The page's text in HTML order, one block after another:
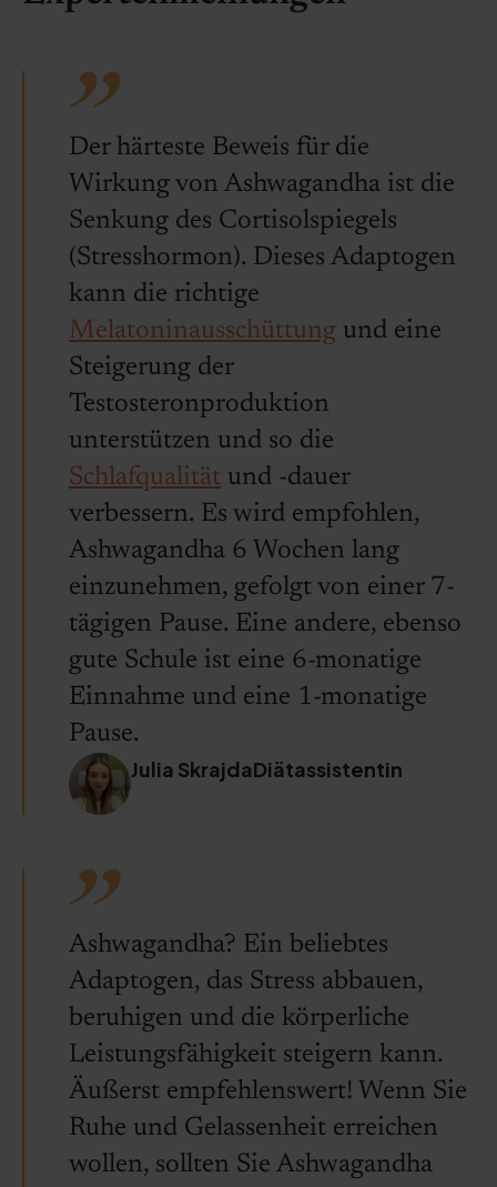
Der härteste Beweis für die
Wirkung von Ashwagandha ist die
Senkung des Cortisolspiegels
(Stresshormon). Dieses Adaptogen
kann die richtige
Melatoninausschüttung und eine
Steigerung der
Testosteronproduktion
unterstützen und so die
Schlafqualität und -dauer
verbessern. Es wird empfohlen,
Ashwagandha 6 Wochen lang
einzunehmen, gefolgt von einer 7-
tägigen Pause. Eine andere, ebenso
gute Schule ist eine 6-monatige
Einnahme und eine 1-monatige
Pause.
Julia SkrajdaDiätassistentin
Ashwagandha? Ein beliebtes
Adaptogen, das Stress abbauen,
beruhigen und die körperliche
Leistungsfähigkeit steigern kann.
Äußerst empfehlenswert! Wenn Sie
Ruhe und Gelassenheit erreichen
wollen, sollten Sie Ashwagandha